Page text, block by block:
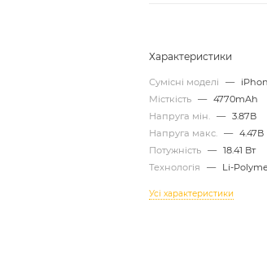
Характеристики
Сумісні моделі —
Місткість — 4770mAh
Напруга мін.
— 3.87В
Напруга макс.
— 4.47В
Потужність — 18.41 Вт
Технологія
— Li-
Усі характеристики